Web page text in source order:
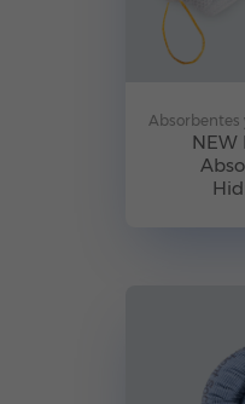
Absorbentes
NEW